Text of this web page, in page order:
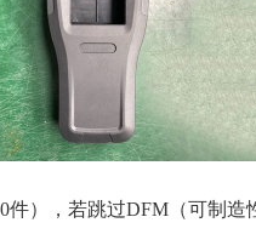
），若跳过DFM（可制造